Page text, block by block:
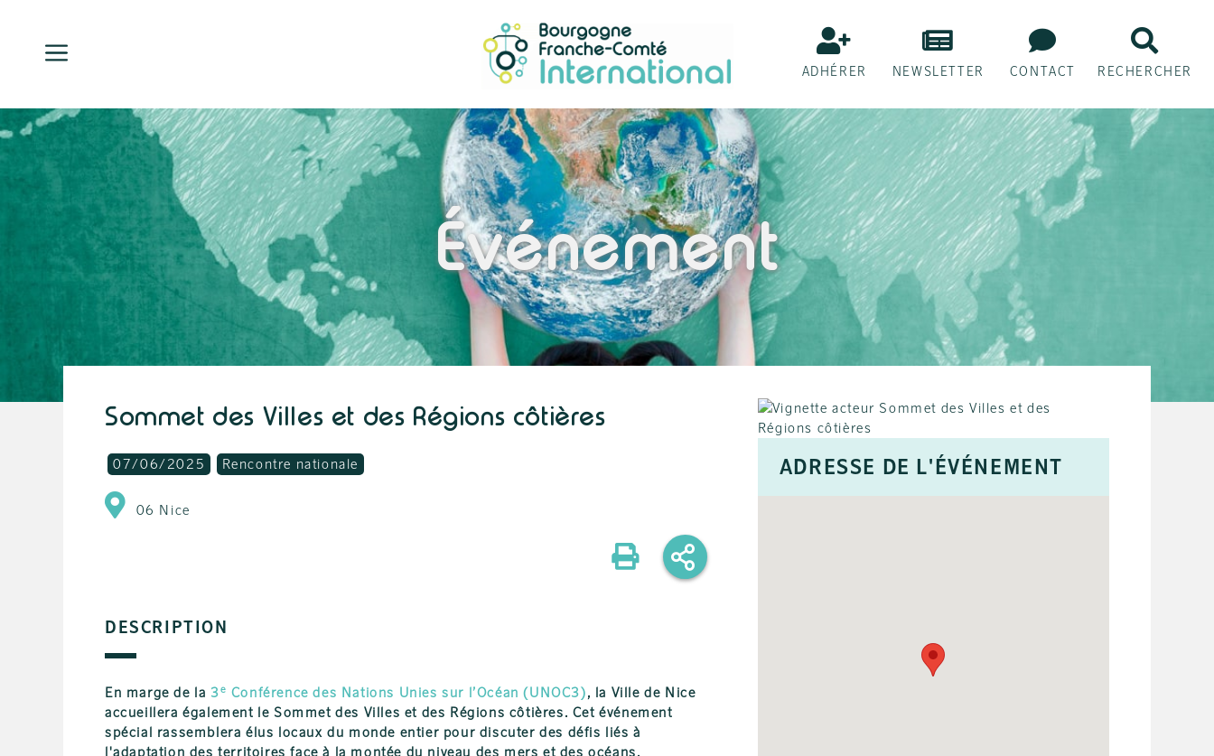
ADHÉRER NEWSLETTER CONTACT RECHERCHER
Événement
Sommet des Villes et des Régions côtières
07/06/2025 Rencontre nationale
06 Nice
DESCRIPTION
En marge de la 3e Conférence des Nations Unies sur l’Océan (UNOC3), la Ville de Nice
accueillera également le Sommet des Villes et des Régions côtières. Cet événement
spécial rassemblera élus locaux du monde entier pour discuter des défis liés à
l'adaptation des territoires face à la montée du niveau des mers et des océans.
ADRESSE DE L'ÉVÉNEMENT